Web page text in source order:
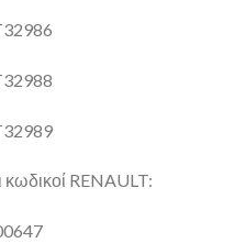
κωδικοί RENAULT: